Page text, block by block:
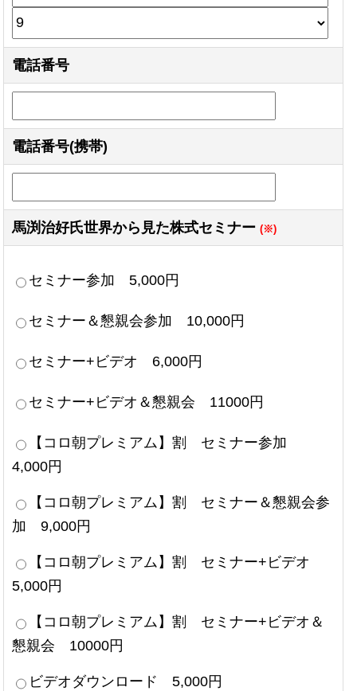
電話番号
電話番号(携帯)
馬渕治好氏世界から見た株式セミナー(※)
セミナー参加 5,000円
セミナー＆懇親会参加 10,000円
セミナー+ビデオ 6,000円
セミナー+ビデオ＆懇親会 11000円
【コロ朝プレミアム】割 セミナー参加
4,000円
【コロ朝プレミアム】割 セミナー＆懇親会参
加 9,000円
【コロ朝プレミアム】割 セミナー+ビデオ
5,000円
【コロ朝プレミアム】割 セミナー+ビデオ＆
懇親会 10000円
ビデオダウンロード 5,000円